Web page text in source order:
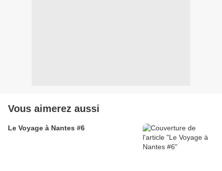
Vous aimerez aussi
Le Voyage à Nantes #6